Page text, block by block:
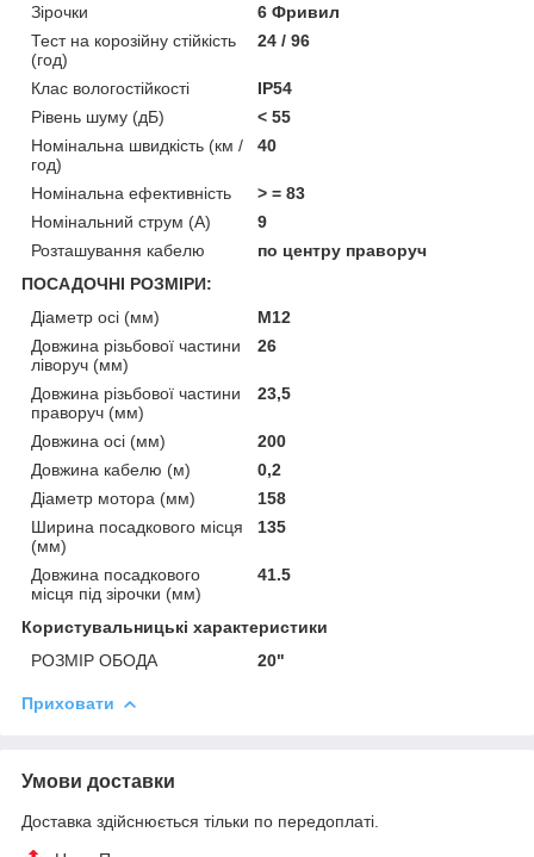
Зірочки
6 Фривил
Тест на корозійну стійкість
(год)
24 / 96
Клас вологостійкості
IP54
Рівень шуму (дБ)
< 55
Номінальна швидкість (км /
год)
40
Номінальна ефективність
> = 83
Номінальний струм (А)
9
Розташування кабелю
по центру праворуч
ПОСАДОЧНІ РОЗМІРИ:
Діаметр осі (мм)
М12
Довжина різьбової частини
ліворуч (мм)
26
Довжина різьбової частини
праворуч (мм)
23,5
Довжина осі (мм)
200
Довжина кабелю (м)
0,2
Діаметр мотора (мм)
158
Ширина посадкового місця
(мм)
135
Довжина посадкового
місця під зірочки (мм)
41.5
Користувальницькі характеристики
РОЗМІР ОБОДА
20"
Приховати
Умови доставки
Доставка здійснюється тільки по передоплаті.